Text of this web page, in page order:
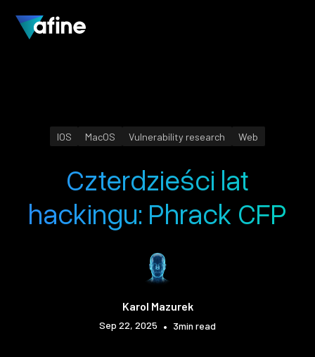
IOS MacOS Vulnerability research Web
Czterdzieści lat
hackingu: Phrack CFP
Karol Mazurek
Sep 22, 2025 • 3min read